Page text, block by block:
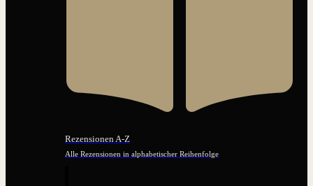
Rezensionen A-Z
Alle Rezensionen in alphabetischer Reihenfolge